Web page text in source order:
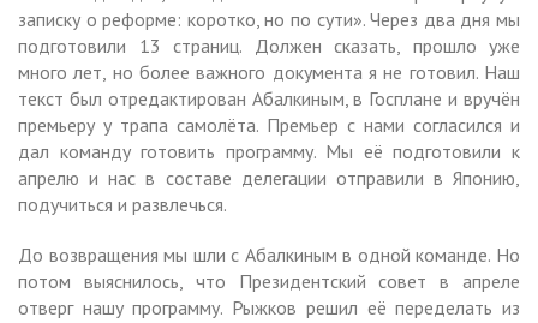
записку о реформе: коротко, но по сути». Через два дня мы
подготовили 13 страниц. Должен сказать, прошло уже
много лет, но более важного документа я не готовил. Наш
текст был отредактирован Абалкиным, в Госплане и вручён
премьеру у трапа самолёта. Премьер с нами согласился и
дал команду готовить программу. Мы её подготовили к
апрелю и нас в составе делегации отправили в Японию,
подучиться и развлечься.
До возвращения мы шли с Абалкиным в одной команде. Но
потом выяснилось, что Президентский совет в апреле
отверг нашу программу. Рыжков решил её переделать из